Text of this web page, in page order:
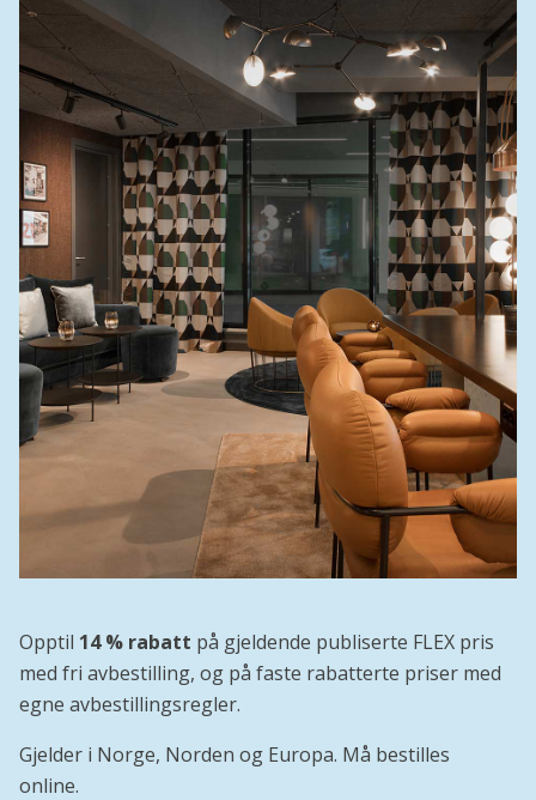
Opptil 14 % rabatt på gjeldende publiserte FLEX pris
med fri avbestilling, og på faste rabatterte priser med
egne avbestillingsregler.
Gjelder i Norge, Norden og Europa. Må bestilles
online.